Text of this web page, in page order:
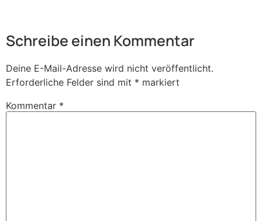
Schreibe einen Kommentar
Deine E-Mail-Adresse wird nicht veröffentlicht.
Erforderliche Felder sind mit * markiert
Kommentar *